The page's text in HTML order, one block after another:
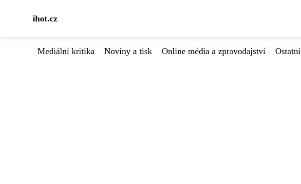
ihot.cz
Mediální kritika Noviny a tisk Online média a zpravodajství Ostatní